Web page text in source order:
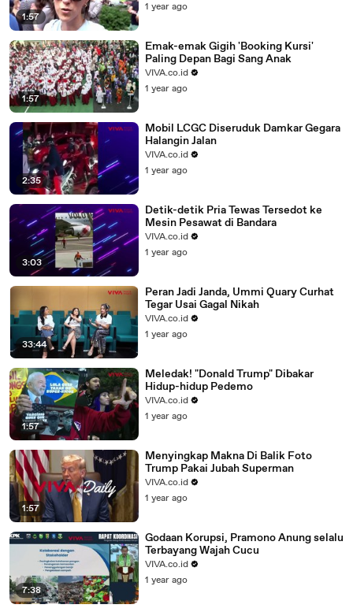
1:57
1 year ago
1:57
Emak-emak Gigih 'Booking Kursi'
Paling Depan Bagi Sang Anak
VIVA.co.id
1 year ago
2:35
Mobil LCGC Diseruduk Damkar Gegara
Halangin Jalan
VIVA.co.id
1 year ago
3:03
Detik-detik Pria Tewas Tersedot ke
Mesin Pesawat di Bandara
VIVA.co.id
1 year ago
33:44
Peran Jadi Janda, Ummi Quary Curhat
Tegar Usai Gagal Nikah
VIVA.co.id
1 year ago
1:57
Meledak! "Donald Trump" Dibakar
Hidup-hidup Pedemo
VIVA.co.id
1 year ago
1:57
Menyingkap Makna Di Balik Foto
Trump Pakai Jubah Superman
VIVA.co.id
1 year ago
7:38
Godaan Korupsi, Pramono Anung selalu
Terbayang Wajah Cucu
VIVA.co.id
1 year ago